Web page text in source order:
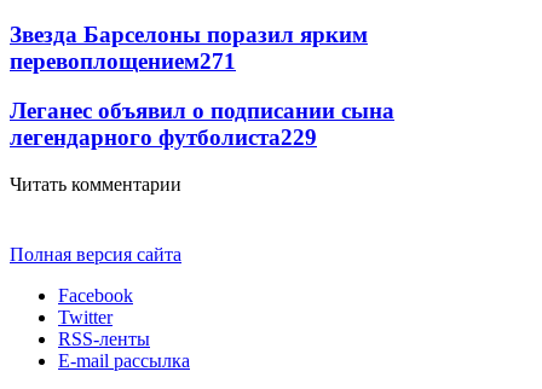
Звезда Барселоны поразил ярким
перевоплощением271
Леганес объявил о подписании сына
легендарного футболиста229
Читать комментарии
Полная версия сайта
Facebook
Twitter
RSS-ленты
E-mail рассылка